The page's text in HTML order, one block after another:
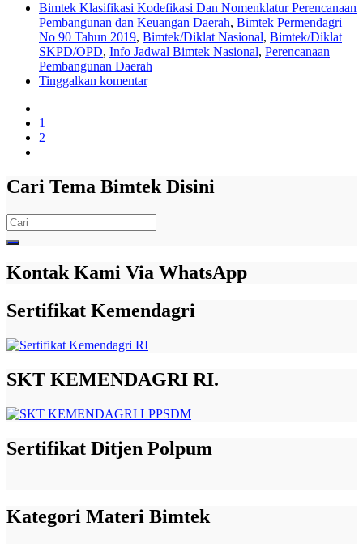
Bimtek Klasifikasi Kodefikasi Dan Nomenklatur Perencanaan
Pembangunan dan Keuangan Daerah, Bimtek Permendagri
No 90 Tahun 2019, Bimtek/Diklat Nasional, Bimtek/Diklat
SKPD/OPD, Info Jadwal Bimtek Nasional, Perencanaan
Pembangunan Daerah
Tinggalkan komentar
1
2
Cari Tema Bimtek Disini
Search
for:
Kontak Kami Via WhatsApp
Sertifikat Kemendagri
SKT KEMENDAGRI RI.
Sertifikat Ditjen Polpum
Kategori Materi Bimtek